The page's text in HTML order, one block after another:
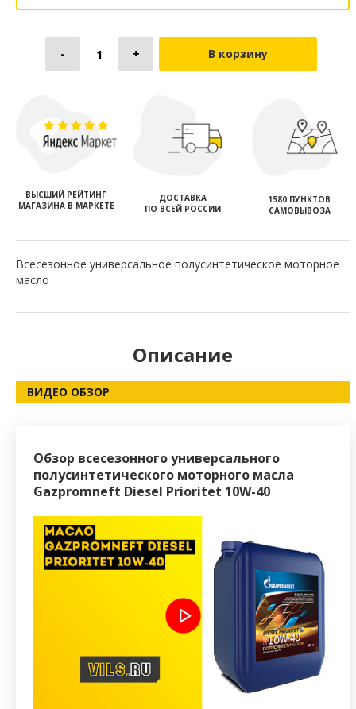
В корзину
ВЫСШИЙ РЕЙТИНГ
МАГАЗИНА В МАРКЕТЕ
ДОСТАВКА
ПО ВСЕЙ РОССИИ
1580 ПУНКТОВ
САМОВЫВОЗА
Всесезонное универсальное полусинтетическое моторное
масло
Описание
ВИДЕО ОБЗОР
Обзор всесезонного универсального
полусинтетического моторного масла
Gazpromneft Diesel Prioritet 10W-40